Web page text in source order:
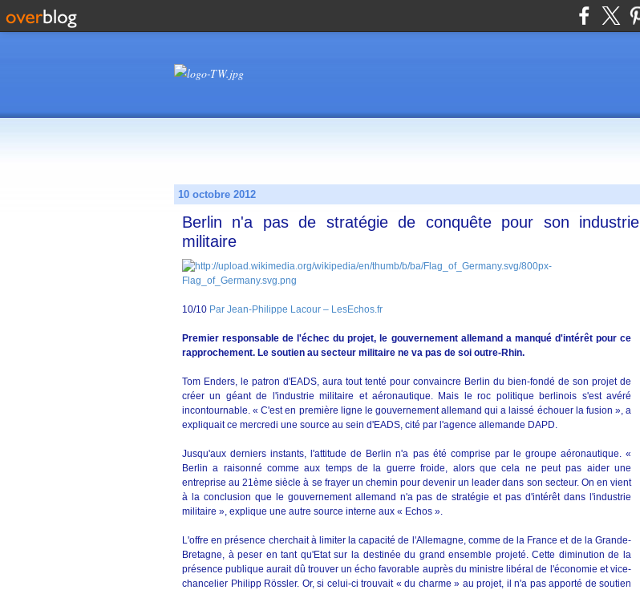
10 octobre 2012
Berlin n'a pas de stratégie de conquête pour son industrie
militaire
10/10 Par Jean-Philippe Lacour – LesEchos.fr
Premier responsable de l'échec du projet, le gouvernement allemand a manqué d'intérêt pour ce
rapprochement. Le soutien au secteur militaire ne va pas de soi outre-Rhin.
Tom Enders, le patron d'EADS, aura tout tenté pour convaincre Berlin du bien-fondé de son projet de
créer un géant de l'industrie militaire et aéronautique. Mais le roc politique berlinois s'est avéré
incontournable. « C'est en première ligne le gouvernement allemand qui a laissé échouer la fusion », a
expliquait ce mercredi une source au sein d'EADS, cité par l'agence allemande DAPD.
Jusqu'aux derniers instants, l'attitude de Berlin n'a pas été comprise par le groupe aéronautique. «
Berlin a raisonné comme aux temps de la guerre froide, alors que cela ne peut pas aider une
entreprise au 21ème siècle à se frayer un chemin pour devenir un leader dans son secteur. On en vient
à la conclusion que le gouvernement allemand n'a pas de stratégie et pas d'intérêt dans l'industrie
militaire », explique une autre source interne aux « Echos ».
L'offre en présence cherchait à limiter la capacité de l'Allemagne, comme de la France et de la Grande-
Bretagne, à peser en tant qu'Etat sur la destinée du grand ensemble projeté. Cette diminution de la
présence publique aurait dû trouver un écho favorable auprès du ministre libéral de l'économie et vice-
chancelier Philipp Rössler. Or, si celui-ci trouvait « du charme » au projet, il n'a pas apporté de soutien